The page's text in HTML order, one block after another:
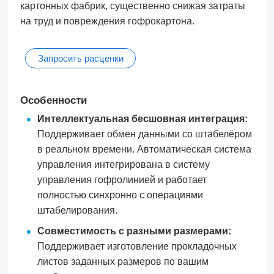
картонных фабрик, существенно снижая затраты
на труд и повреждения гофрокартона.
Запросить расценки
Особенности
Интеллектуальная бесшовная интеграция:
Поддерживает обмен данными со штабелёром
в реальном времени. Автоматическая система
управления интегрирована в систему
управления гофролинией и работает
полностью синхронно с операциями
штабелирования.
Совместимость с разными размерами:
Поддерживает изготовление прокладочных
листов заданных размеров по вашим